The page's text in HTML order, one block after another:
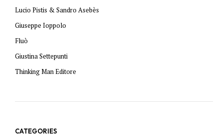
Lucio Pistis & Sandro Asebès
Giuseppe Ioppolo
Fluò
Giustina Settepunti
Thinking Man Editore
CATEGORIES